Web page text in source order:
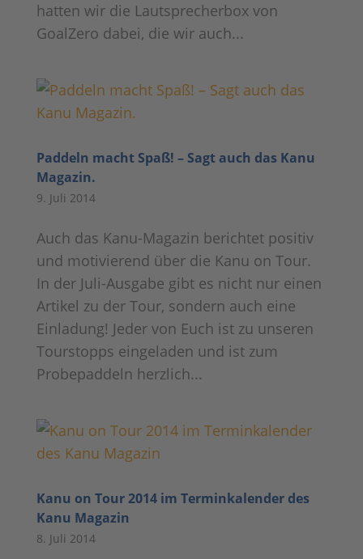
hatten wir die Lautsprecherbox von
GoalZero dabei, die wir auch...
Paddeln macht Spaß! – Sagt auch das Kanu
Magazin.
9. Juli 2014
Auch das Kanu-Magazin berichtet positiv
und motivierend über die Kanu on Tour.
In der Juli-Ausgabe gibt es nicht nur einen
Artikel zu der Tour, sondern auch eine
Einladung! Jeder von Euch ist zu unseren
Tourstopps eingeladen und ist zum
Probepaddeln herzlich...
Kanu on Tour 2014 im Terminkalender des
Kanu Magazin
8. Juli 2014